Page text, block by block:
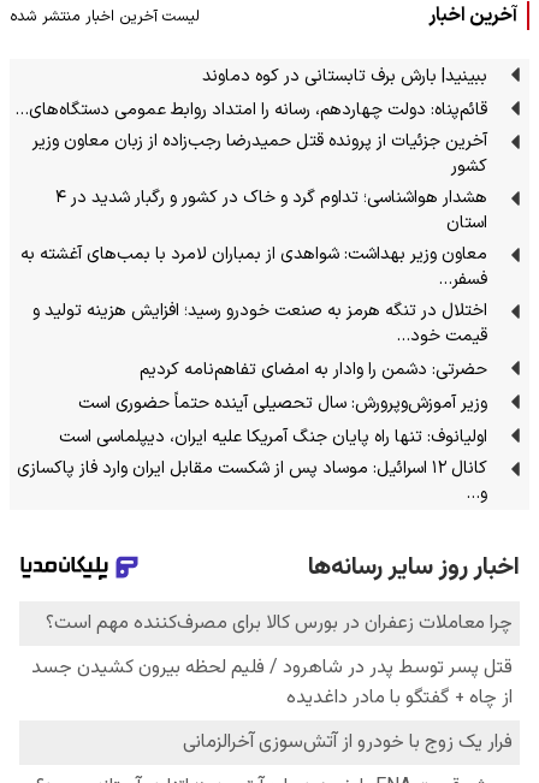
آخرین اخبار لیست آخرین اخبار منتشر شده
ببینید| بارش برف تابستانی در کوه دماوند
قائم‌پناه: دولت چهاردهم، رسانه را امتداد روابط عمومی دستگاه‌های…
آخرین جزئیات از پرونده قتل حمیدرضا رجب‌زاده از زبان معاون وزیر
کشور
هشدار هواشناسی؛ تداوم گرد و خاک در کشور و رگبار شدید در ۴
استان
معاون وزیر بهداشت: شواهدی از بمباران لامرد با بمب‌های آغشته به
فسفر…
اختلال در تنگه هرمز به صنعت خودرو رسید؛ افزایش هزینه تولید و
قیمت خود…
حضرتی: دشمن را وادار به امضای تفاهم‌نامه کردیم
وزیر آموزش‌وپرورش: سال تحصیلی آینده حتماً حضوری است
اولیانوف: تنها راه پایان جنگ آمریکا علیه ایران، دیپلماسی است
کانال ۱۲ اسرائیل: موساد پس از شکست مقابل ایران وارد فاز پاکسازی
و…